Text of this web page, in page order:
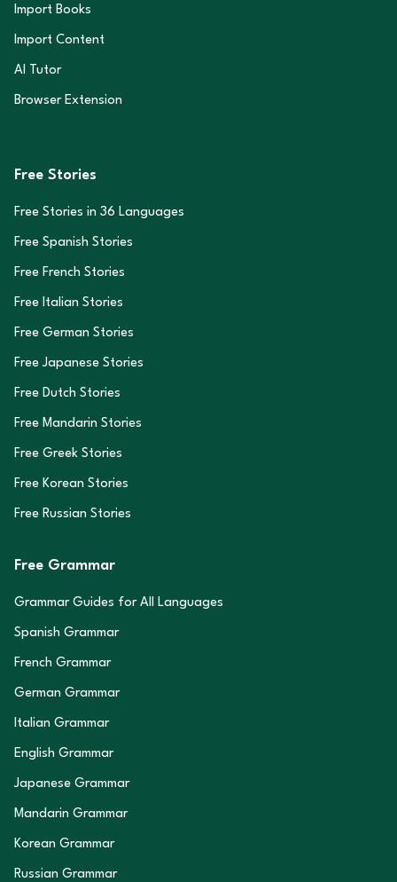
Import Books
Import Content
AI Tutor
Browser Extension
Free Stories
Free Stories in 36 Languages
Free Spanish Stories
Free French Stories
Free Italian Stories
Free German Stories
Free Japanese Stories
Free Dutch Stories
Free Mandarin Stories
Free Greek Stories
Free Korean Stories
Free Russian Stories
Free Grammar
Grammar Guides for All Languages
Spanish Grammar
French Grammar
German Grammar
Italian Grammar
English Grammar
Japanese Grammar
Mandarin Grammar
Korean Grammar
Russian Grammar